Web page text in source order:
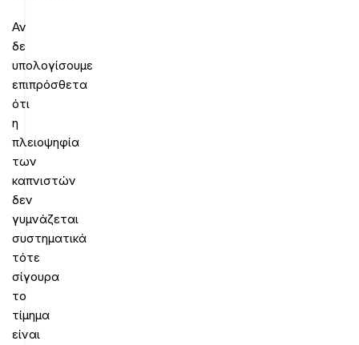
Αν
δε
υπολογίσουμε
επιπρόσθετα
ότι
η
πλειοψηφία
των
καπνιστών
δεν
γυμνάζεται
συστηματικά
τότε
σίγουρα
το
τίμημα
είναι